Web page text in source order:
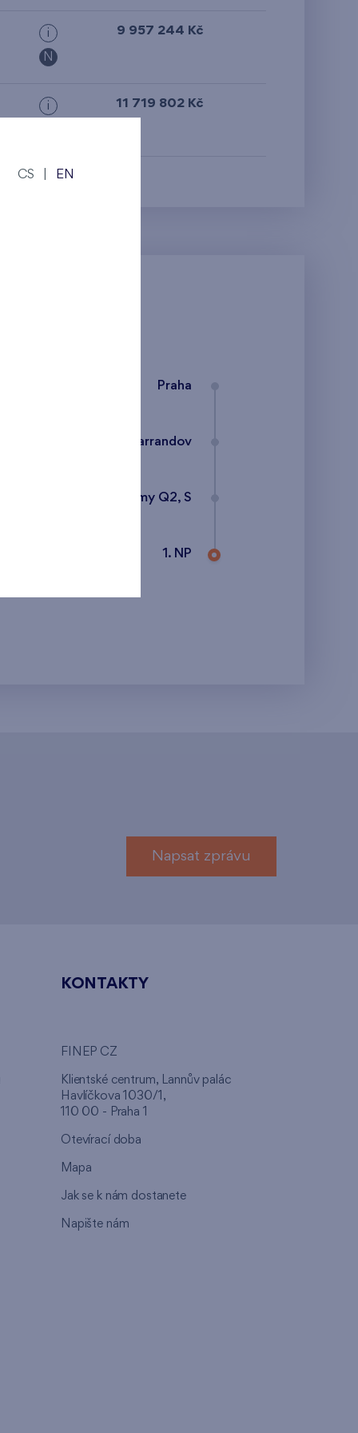
i
N
9 957 244 Kč
i
11 719 802 Kč
Praha
Kaskády Barrandov
Etapa XXII - domy Q2, S
1. NP
Napsat zprávu
KONTAKTY
FINEP CZ
Klientské centrum, Lannův palác
Havlíčkova 1030/1,
110 00 - Praha 1
Otevírací doba
Mapa
Jak se k nám dostanete
Napište nám
CS EN